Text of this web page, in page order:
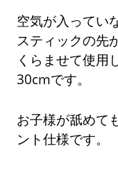
空気が入ってい
スティックの先
くらませて使用
30cmです。
お子様が舐めて
ント仕様です。